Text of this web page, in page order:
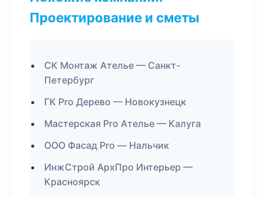
Проектирование и сметы
СК Монтаж Ателье — Санкт-
Петербург
ГК Pro Дерево — Новокузнецк
Мастерская Pro Ателье — Калуга
ООО Фасад Pro — Нальчик
ИнжСтрой АрхПро Интерьер —
Красноярск